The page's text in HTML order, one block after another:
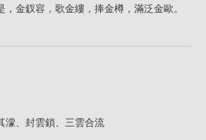
，金釵容，歌金縷，捧金樽，滿泛金歐。
濛、封雲鎖、三雲合流